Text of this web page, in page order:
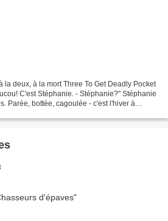
la deux, à la mort Three To Get Deadly Pocket
C'est Stéphanie. - Stéphanie?" Stéphanie
Parée, bottée, cagoulée - c'est l'hiver à